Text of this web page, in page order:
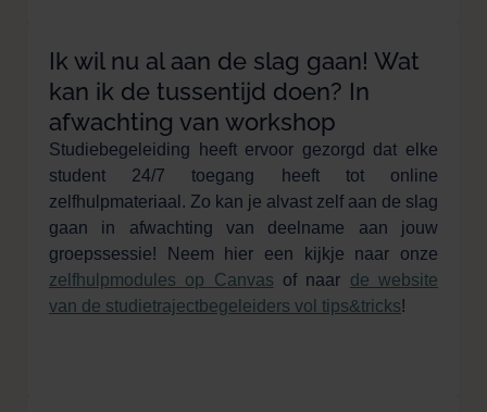
Ik wil nu al aan de slag gaan! Wat
kan ik de tussentijd doen? In
afwachting van workshop
Studiebegeleiding heeft ervoor gezorgd dat elke
student 24/7 toegang heeft tot online
zelfhulpmateriaal. Zo kan je alvast zelf aan de slag
gaan in afwachting van deelname aan jouw
groepssessie! Neem hier een kijkje naar onze
zelfhulpmodules op Canvas of naar de website
van de studietrajectbegeleiders vol tips&tricks!